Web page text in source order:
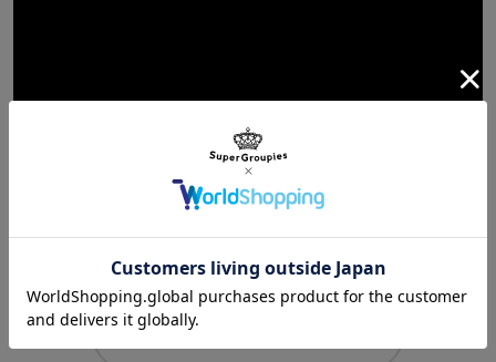
『学園アイドルマスター』有村麻央、葛城リーリヤ、倉本千奈コ